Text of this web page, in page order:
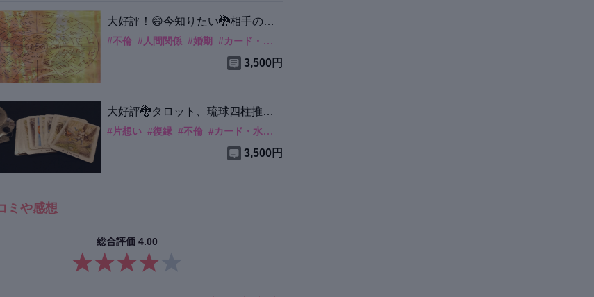
大好評！😄今知りたい🐉相手の気
持ちや状態
#不倫 #人間関係 #婚期 #カード・水晶
3,500円
大好評🐉タロット、琉球四柱推
命、オラクルでの彼の本音や可能
#片想い #復縁 #不倫 #カード・水晶
3,500円
ミや感想
総合評価 4.00